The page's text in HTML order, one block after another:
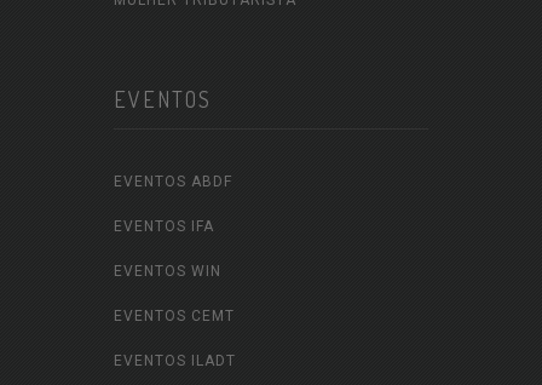
EVENTOS
EVENTOS ABDF
EVENTOS IFA
EVENTOS WIN
EVENTOS CEMT
EVENTOS ILADT